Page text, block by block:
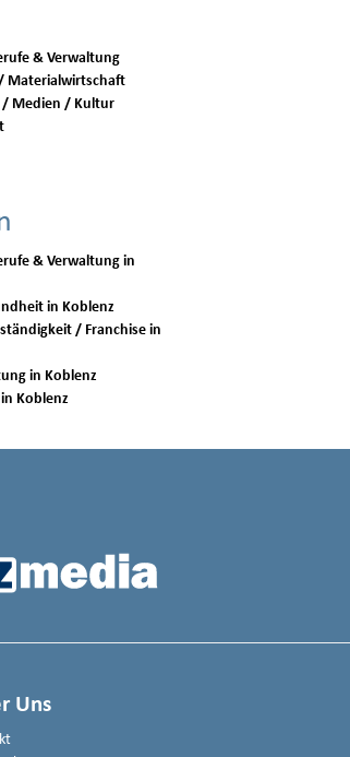
& Verwaltung
Materialwirtschaft
/ Medien / Kultur
& Verwaltung in
Jobs für Medizin und Gesundheit in Koblenz
/ Franchise in
Jobs für Consulting / Beratung in Koblenz
Jobs für Vertrieb / Verkauf in Koblenz
Uns